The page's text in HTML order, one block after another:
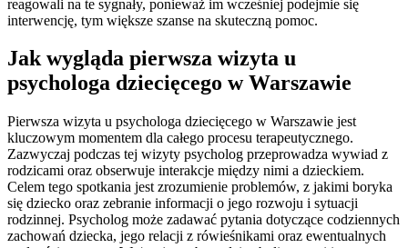
reagowali na te sygnały, ponieważ im wcześniej podejmie się
interwencję, tym większe szanse na skuteczną pomoc.
Jak wygląda pierwsza wizyta u
psychologa dziecięcego w Warszawie
Pierwsza wizyta u psychologa dziecięcego w Warszawie jest
kluczowym momentem dla całego procesu terapeutycznego.
Zazwyczaj podczas tej wizyty psycholog przeprowadza wywiad z
rodzicami oraz obserwuje interakcje między nimi a dzieckiem.
Celem tego spotkania jest zrozumienie problemów, z jakimi boryka
się dziecko oraz zebranie informacji o jego rozwoju i sytuacji
rodzinnej. Psycholog może zadawać pytania dotyczące codziennych
zachowań dziecka, jego relacji z rówieśnikami oraz ewentualnych